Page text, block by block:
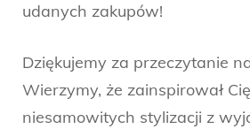
udanych zakupów!
Dziękujemy za przeczytanie
Wierzymy, że zainspirował
niesamowitych stylizacji z